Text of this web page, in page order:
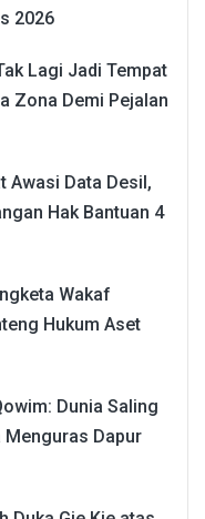
2026
Lagi Jadi Tempat
Zona Demi Pejalan
Awasi Data Desil,
Hak Bantuan 4
Wakaf
Hukum Aset
Dunia Saling
Dapur